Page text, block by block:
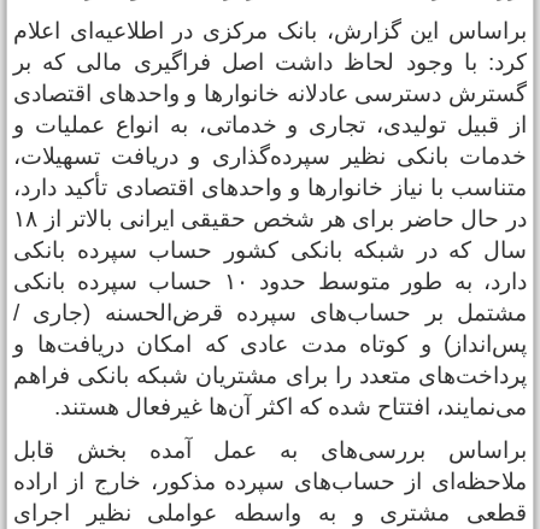
این گزارش، بانک مرکزی در اطلاعیه‌ای اعلام
با وجود لحاظ ‌داشت اصل فراگیری مالی که بر
دسترسی عادلانه خانوارها و واحدهای اقتصادی
قبیل تولیدی، تجاری و خدماتی، به انواع عملیات و
بانکی نظیر سپرده‌گذاری و دریافت تسهیلات،
با نیاز خانوارها و واحدهای اقتصادی تأکید دارد،
در حال حاضر برای هر شخص حقیقی ایرانی بالاتر از ۱۸
که در شبکه بانکی کشور حساب سپرده بانکی
دارد، به طور متوسط حدود ۱۰ حساب سپرده بانکی
بر حساب‌های سپرده قرض‌الحسنه (جاری‌ /
و کوتاه مدت عادی که امکان دریافت‌ها و
متعدد را برای مشتریان شبکه بانکی فراهم
افتتاح شده که اکثر آن‌ها غیرفعال هستند.
بررسی‌های به عمل آمده بخش قابل
از حساب‌های سپرده مذکور، خارج از اراده
مشتری و به واسطه عواملی نظیر اجرای